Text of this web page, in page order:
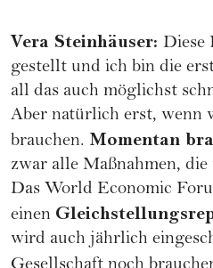
Vera Steinhäuser: Diese
gestellt und ich bin die
all das auch möglichst
Aber natürlich erst, wenn
brauchen. Momentan
zwar alle Maßnahmen,
Das World Economic
einen
wird auch jährlich